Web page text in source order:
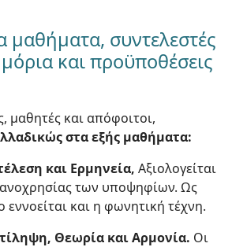
μαθήματα, συντελεστές
και προϋποθέσεις
μαθητές και απόφοιτοι,
στα εξής μαθήματα:
και Ερμηνεία, Αξιολογείται
των υποψηφίων. Ως
εννοείται και η φωνητική τέχνη.
Θεωρία και Αρμονία. Οι